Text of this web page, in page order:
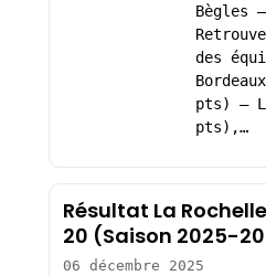
Bègles
des
pts) –
pts),…
Résultat La
20 (Saison 2025-
06 décembre 2025